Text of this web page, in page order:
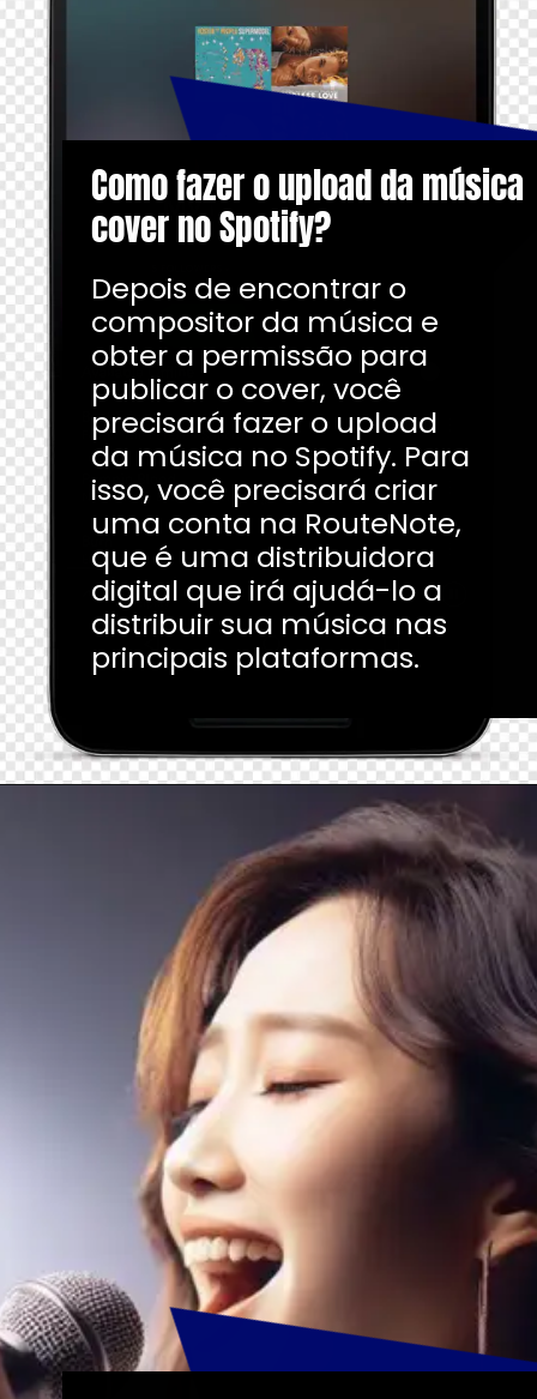
Como fazer o upload da música
cover no Spotify?
Depois de encontrar o
compositor da música e
obter a permissão para
publicar o cover, você
precisará fazer o upload
da música no Spotify. Para
isso, você precisará criar
uma conta na RouteNote,
que é uma distribuidora
digital que irá ajudá-lo a
distribuir sua música nas
principais plataformas.